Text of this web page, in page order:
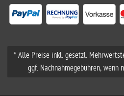
* Alle Preise inkl. gesetzl.
ggf. Nachnahmegebühren, wenn